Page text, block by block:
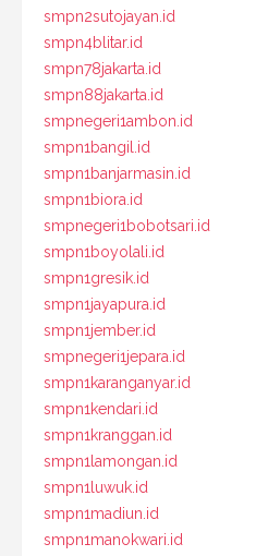
smpn2sutojayan.id
smpn4blitar.id
smpn78jakarta.id
smpn88jakarta.id
smpnegeri1ambon.id
smpn1bangil.id
smpn1banjarmasin.id
smpn1biora.id
smpnegeri1bobotsari.id
smpn1boyolali.id
smpn1gresik.id
smpn1jayapura.id
smpn1jember.id
smpnegeri1jepara.id
smpn1karanganyar.id
smpn1kendari.id
smpn1kranggan.id
smpn1lamongan.id
smpn1luwuk.id
smpn1madiun.id
smpn1manokwari.id